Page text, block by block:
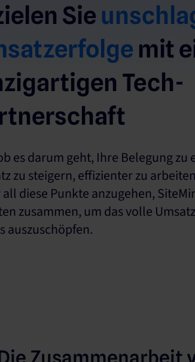
Sie
mit
Tech-
es darum geht, Ihre Belegung zu
zu steigern, effizienter zu
all diese Punkte anzugehen,
zusammen, um das volle
auszuschöpfen.